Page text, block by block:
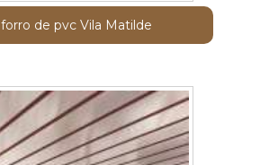
forro de pvc Vila Matilde